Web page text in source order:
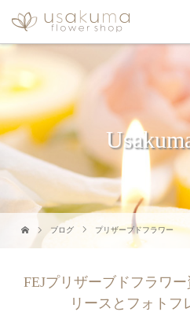
ブログ プリザーブドフラワー
FEJプリザーブドフラワ
リースとフォトフ